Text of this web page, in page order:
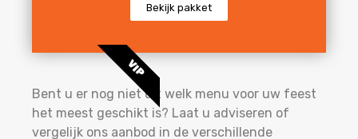
Bekijk pakket
VIP
Bent u er nog niet uit welk menu voor uw feest
het meest geschikt is? Laat u adviseren of
vergelijk ons aanbod in de verschillende